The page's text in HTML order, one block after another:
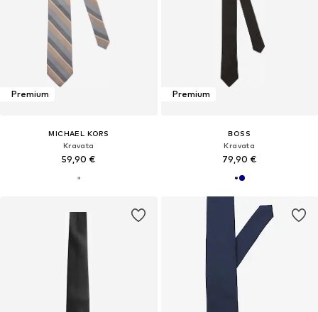
Premium
MICHAEL KORS
Kravata
59,90 €
Premium
BOSS
Kravata
79,90 €